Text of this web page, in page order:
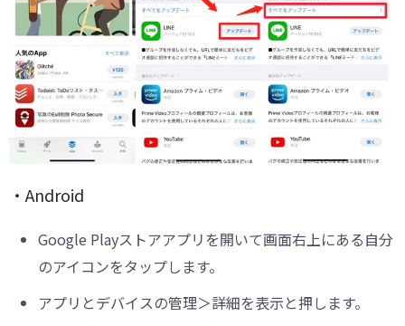
・Android
Google Playストアアプリを開いて画面右上にある自分
のアイコンをタップします。
アプリとデバイスの管理＞詳細を表示と押します。